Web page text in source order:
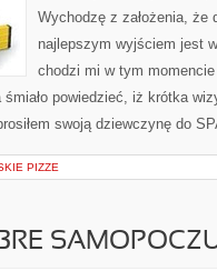
Wychodzę z założenia, że
najlepszym wyjściem jest
chodzi mi w tym
powiedzieć, iż krótka
swoją dziewczynę do
PIZZE